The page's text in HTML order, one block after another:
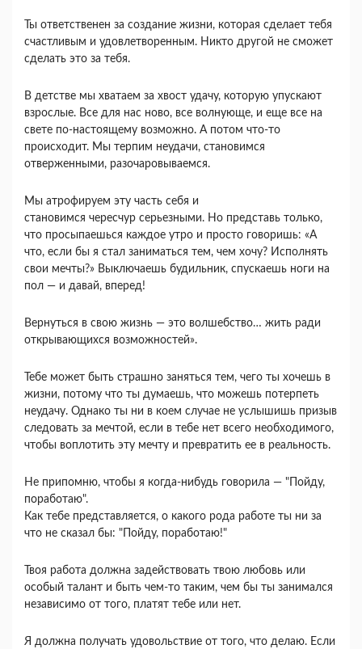
Ты ответственен за создание жизни, которая сделает тебя
счастливым и удовлетворенным. Никто другой не сможет
сделать это за тебя.
В детстве мы хватаем за хвост удачу, которую упускают
взрослые. Все для нас ново, все волнующе, и еще все на
свете по-настоящему возможно. А потом что-то
происходит. Мы терпим неудачи, становимся
отверженными, разочаровываемся.
Мы атрофируем эту часть себя и
становимся чересчур серьезными. Но представь только,
что просыпаешься каждое утро и просто говоришь: «А
что, если бы я стал заниматься тем, чем хочу? Исполнять
свои мечты?» Выключаешь будильник, спускаешь ноги на
пол — и давай, вперед!
Вернуться в свою жизнь — это волшебство… жить ради
открывающихся возможностей».
Тебе может быть страшно заняться тем, чего ты хочешь в
жизни, потому что ты думаешь, что можешь потерпеть
неудачу. Однако ты ни в коем случае не услышишь призыв
следовать за мечтой, если в тебе нет всего необходимого,
чтобы воплотить эту мечту и превратить ее в реальность.
Не припомню, чтобы я когда-нибудь говорила — "Пойду,
поработаю".
Как тебе представляется, о какого рода работе ты ни за
что не сказал бы: "Пойду, поработаю!"
Твоя работа должна задействовать твою любовь или
особый талант и быть чем-то таким, чем бы ты занимался
независимо от того, платят тебе или нет.
Я должна получать удовольствие от того, что делаю. Если